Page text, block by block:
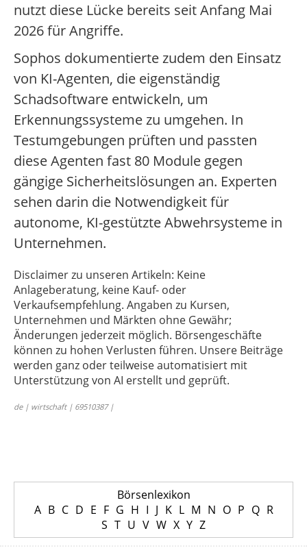
nutzt diese Lücke bereits seit Anfang Mai
2026 für Angriffe.
Sophos dokumentierte zudem den Einsatz
von KI-Agenten, die eigenständig
Schadsoftware entwickeln, um
Erkennungssysteme zu umgehen. In
Testumgebungen prüften und passten
diese Agenten fast 80 Module gegen
gängige Sicherheitslösungen an. Experten
sehen darin die Notwendigkeit für
autonome, KI-gestützte Abwehrsysteme in
Unternehmen.
Disclaimer zu unseren Artikeln: Keine
Anlageberatung, keine Kauf- oder
Verkaufsempfehlung. Angaben zu Kursen,
Unternehmen und Märkten ohne Gewähr;
Änderungen jederzeit möglich. Börsengeschäfte
können zu hohen Verlusten führen. Unsere Beiträge
werden ganz oder teilweise automatisiert mit
Unterstützung von AI erstellt und geprüft.
de | wirtschaft | 69510387 |
Börsenlexikon
A B C D E F G H I J K L M N O P Q R
S T U V W X Y Z